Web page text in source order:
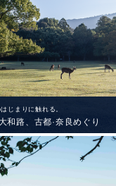
じまりに触れる。
和路、古都·奈良めぐり